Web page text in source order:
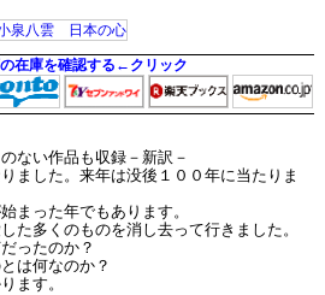
在庫を確認する←クリック
ない作品も収録－新訳－
ました。来年は没後１００年に当たりま
まった年でもあります。
た多くのものを消し去って行きました。
ったのか？
は何なのか？
ます。